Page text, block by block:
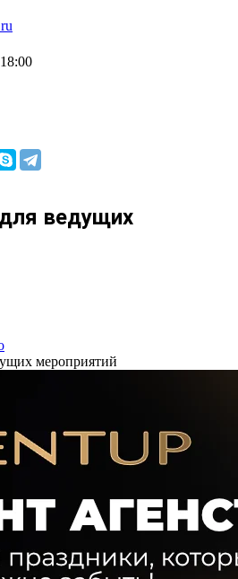
ведущих
мероприятий